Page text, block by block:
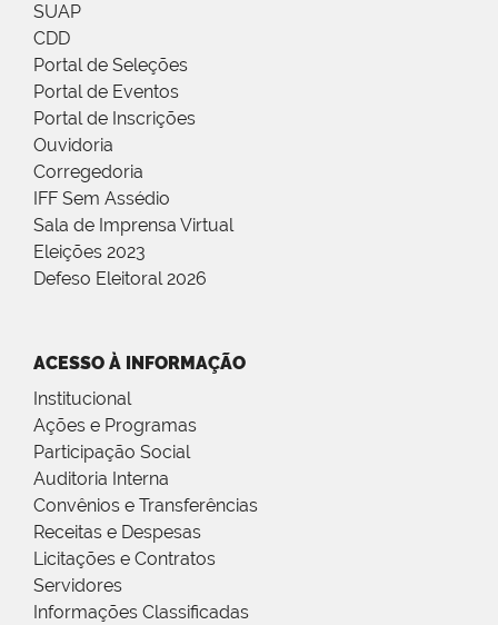
SUAP
CDD
Portal de Seleções
Portal de Eventos
Portal de Inscrições
Ouvidoria
Corregedoria
IFF Sem Assédio
Sala de Imprensa Virtual
Eleições 2023
Defeso Eleitoral 2026
ACESSO À INFORMAÇÃO
Institucional
Ações e Programas
Participação Social
Auditoria Interna
Convênios e Transferências
Receitas e Despesas
Licitações e Contratos
Servidores
Informações Classificadas